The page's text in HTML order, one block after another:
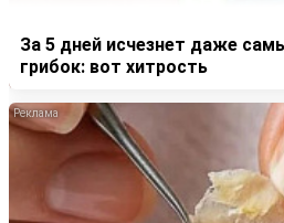
За 5 дней исчезнет даже
грибок: вот хитрость